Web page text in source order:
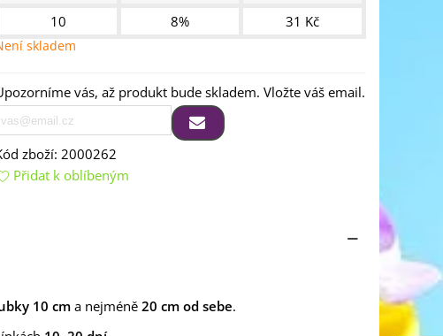
10
8% 31 Kč
skladem
vás, až produkt bude skladem. Vložte váš email.
zboží: 2000262
Přidat k oblíbeným
10 cm a nejméně 20 cm od sebe.